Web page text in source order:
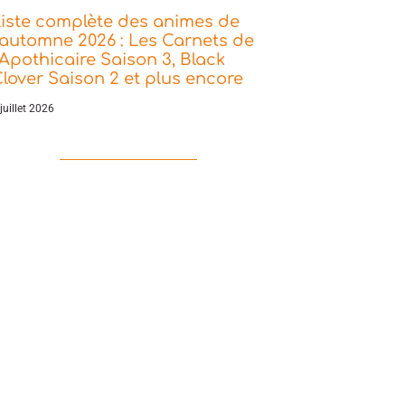
complète des animes de
2026 : Les Carnets de
Saison 3, Black
Saison 2 et plus encore
2026